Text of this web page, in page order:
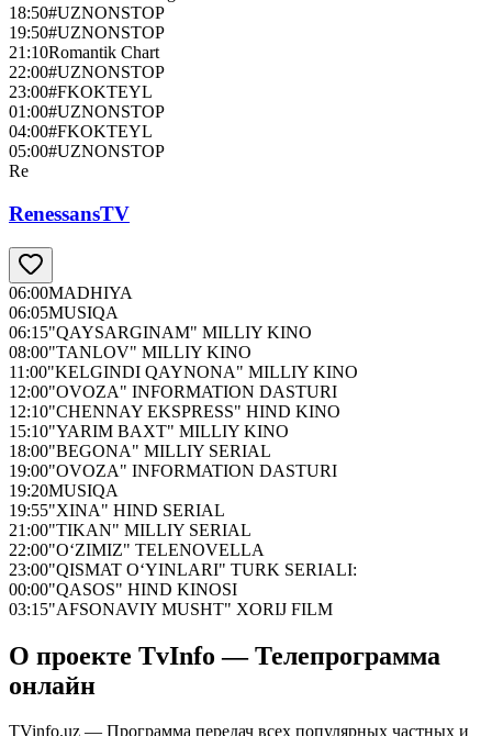
18:50#UZNONSTOP
19:50#UZNONSTOP
21:10Romantik Chart
22:00#UZNONSTOP
23:00#FKOKTEYL
01:00#UZNONSTOP
04:00#FKOKTEYL
05:00#UZNONSTOP
Re
RenessansTV
06:00MADHIYA
06:05MUSIQA
06:15"QAYSARGINAM" MILLIY KINO
08:00"TANLOV" MILLIY KINO
11:00"KELGINDI QAYNONA" MILLIY KINO
12:00"OVOZA" INFORMATION DASTURI
12:10"CHENNAY EKSPRESS" HIND KINO
15:10"YARIM BAXT" MILLIY KINO
18:00"BEGONA" MILLIY SERIAL
19:00"OVOZA" INFORMATION DASTURI
19:20MUSIQA
19:55"XINA" HIND SERIAL
21:00"TIKAN" MILLIY SERIAL
22:00"O‘ZIMIZ" TELENOVELLA
23:00"QISMAT O‘YINLARI" TURK SERIALI:
00:00"QASOS" HIND KINOSI
03:15"AFSONAVIY MUSHT" XORIJ FILM
О проекте TvInfo — Телепрограмма
онлайн
TVinfo.uz — Программа передач всех популярных частных и